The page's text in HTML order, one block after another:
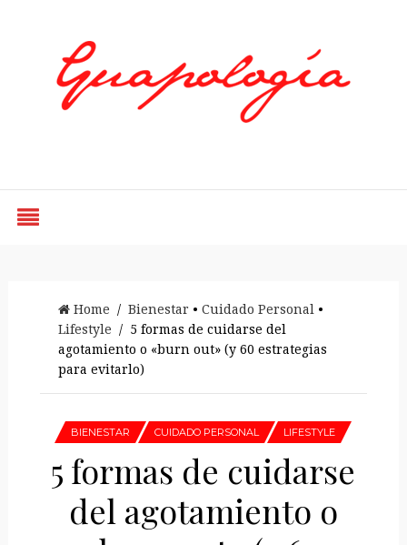
Home / Bienestar • Cuidado Personal •
Lifestyle / 5 formas de cuidarse del
agotamiento o «burn out» (y 60 estrategias
para evitarlo)
BIENESTAR CUIDADO PERSONAL LIFESTYLE
5 formas de cuidarse
del agotamiento o